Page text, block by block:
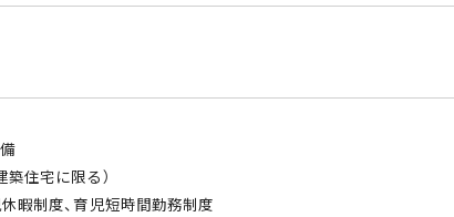
住宅に限る）
暇制度、育児短時間勤務制度